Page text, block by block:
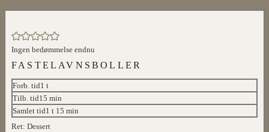
Ingen bedømmelse endnu
FASTELAVNSBOLLER
Forb. tid1 time
t
Tilb. tid15 minutter
min
Samlet tid1 time
t 15 minutter
min
Ret: Dessert